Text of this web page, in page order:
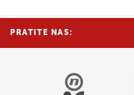
PRATITE NAS: